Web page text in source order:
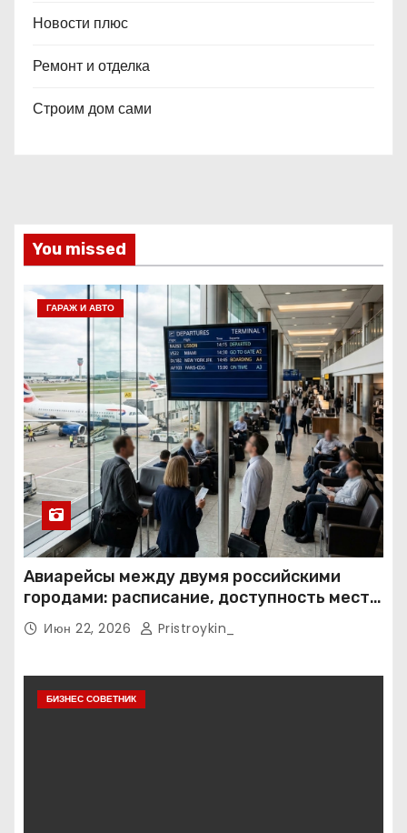
Новости плюс
Ремонт и отделка
Строим дом сами
You missed
ГАРАЖ И АВТО
Авиарейсы между двумя российскими
городами: расписание, доступность мест и
тарифные условия
Июн 22, 2026 Pristroykin_
БИЗНЕС СОВЕТНИК